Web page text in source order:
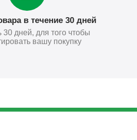
в течение 30 дней
30 дней, для того чтобы
вашу покупку